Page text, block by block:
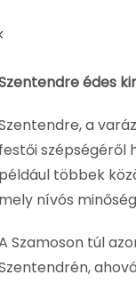
édes
a
festői szépségéről
például többek
mely nívós
Szamoson túl